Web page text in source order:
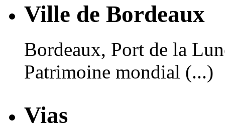
Ville de Bordeaux
Bordeaux, Port de la
Patrimoine mondial (...)
Vias